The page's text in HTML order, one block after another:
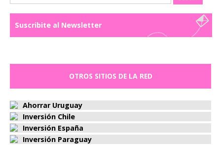
Suscribite al Newsletter
OTROS SITIOS DE LA RED
Ahorrar Uruguay
Inversión Chile
Inversión España
Inversión Paraguay